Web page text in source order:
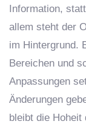
Information,
allem steht der
im Hintergrund.
Bereichen und
Anpassungen
Änderungen
bleibt die Hoheit